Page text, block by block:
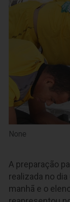
None
A preparação
realizada no
manhã e o